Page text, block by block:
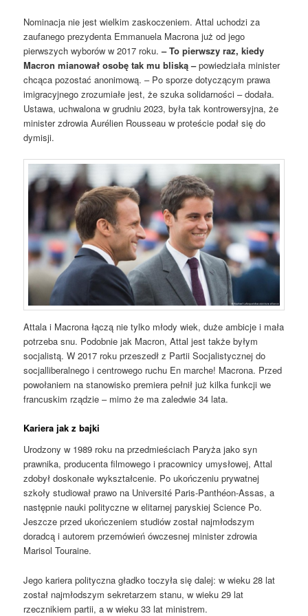
Nominacja nie jest wielkim zaskoczeniem. Attal uchodzi za
zaufanego prezydenta Emmanuela Macrona już od jego
pierwszych wyborów w 2017 roku.– To pierwszy raz, kiedy
Macron mianował osobę tak mu bliską –powiedziała minister
chcąca pozostać anonimową. – Po sporze dotyczącym prawa
imigracyjnego zrozumiałe jest, że szuka solidarności – dodała.
Ustawa, uchwalona w grudniu 2023, była tak kontrowersyjna, że ​​
minister zdrowia Aurélien Rousseau w proteście podał się do
dymisji.
Attala i Macrona łączą nie tylko młody wiek, duże ambicje i mała
potrzeba snu. Podobnie jak Macron, Attal jest także byłym
socjalistą. W 2017 roku przeszedł z Partii Socjalistycznej do
socjalliberalnego i centrowego ruchu En marche! Macrona. Przed
powołaniem na stanowisko premiera pełnił już kilka funkcji we
francuskim rządzie – mimo że ma zaledwie 34 lata.
Kariera jak z bajki
Urodzony w 1989 roku na przedmieściach Paryża jako syn
prawnika, producenta filmowego i pracownicy umysłowej, Attal
zdobył doskonałe wykształcenie. Po ukończeniu prywatnej
szkoły studiował prawo na Université Paris-Panthéon-Assas, a
następnie nauki polityczne w elitarnej paryskiej Science Po.
Jeszcze przed ukończeniem studiów został najmłodszym
doradcą i autorem przemówień ówczesnej minister zdrowia
Marisol Touraine.
Jego kariera polityczna gładko toczyła się dalej: w wieku 28 lat
został najmłodszym sekretarzem stanu, w wieku 29 lat
rzecznikiem partii, a w wieku 33 lat ministrem.